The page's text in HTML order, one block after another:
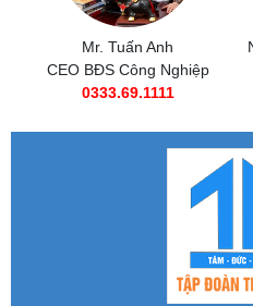
Nông Sản, Dược Liệu Thành Đạt
Subasa Việt Nam
0902.088.558